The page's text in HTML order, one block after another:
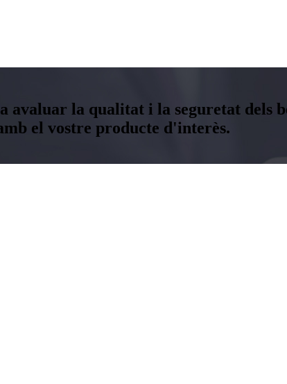
la qualitat i la seguretat dels
el vostre producte d'interès.